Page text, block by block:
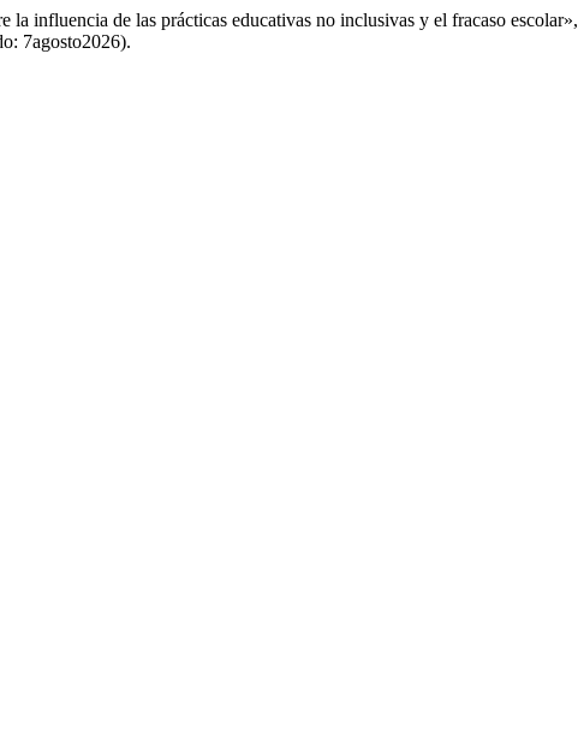
influencia de las prácticas educativas no inclusivas y el fracaso escolar»,
7agosto2026).